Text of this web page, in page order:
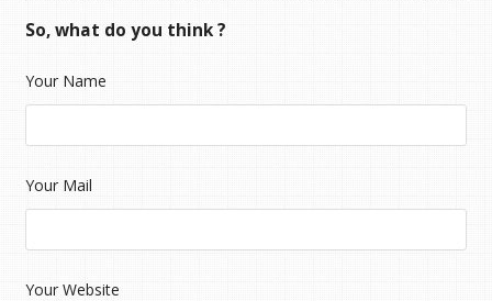
So, what do you think ?
Your Name
Your Mail
Your Website